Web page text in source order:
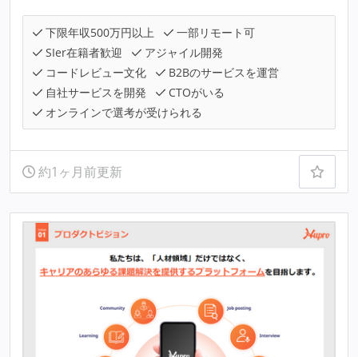
下限年収500万円以上
一部リモート可
SIer在籍者歓迎
アジャイル開発
コードレビュー文化
B2Bのサービスを運営
自社サービスを開発
CTOがいる
オンラインで選考が受けられる
約1ヶ月前更新